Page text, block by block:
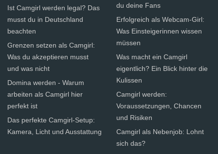
Ist Camgirl werden legal? Das
musst du in Deutschland
beachten
Grenzen setzen als Camgirl:
Was du akzeptieren musst
und was nicht
Domina werden - Warum
arbeiten als Camgirl hier
perfekt ist
Das perfekte Camgirl-Setup:
Kamera, Licht und Ausstattung
du deine Fans
Erfolgreich als Webcam-Girl:
Was Einsteigerinnen wissen
müssen
Was macht ein Camgirl
eigentlich? Ein Blick hinter die
Kulissen
Camgirl werden:
Voraussetzungen, Chancen
und Risiken
Camgirl als Nebenjob: Lohnt
sich das?